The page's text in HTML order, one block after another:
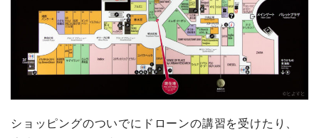
ショッピングのついでにドローンの講習を受けたり、